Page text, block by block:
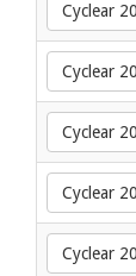
Cyclear
Cyclear
Cyclear
Cyclear
Cyclear